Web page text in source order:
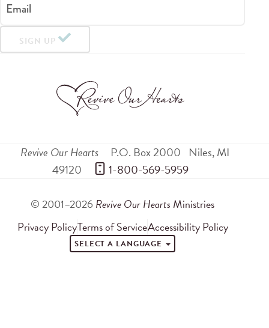
Email
SIGN UP
Revive Our Hearts P.O. Box 2000 Niles,MI
49120
1-800-569-5959
© 2001–2026 Revive Our Hearts Ministries
Privacy PolicyTerms of ServiceAccessibility Policy
SELECT A LANGUAGE